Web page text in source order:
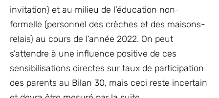
invitation) et au milieu de l’éducation non-
formelle (personnel des crèches et des maisons-
relais) au cours de l’année 2022. On peut
s’attendre à une influence positive de ces
sensibilisations directes sur taux de participation
des parents au Bilan 30, mais ceci reste incertain